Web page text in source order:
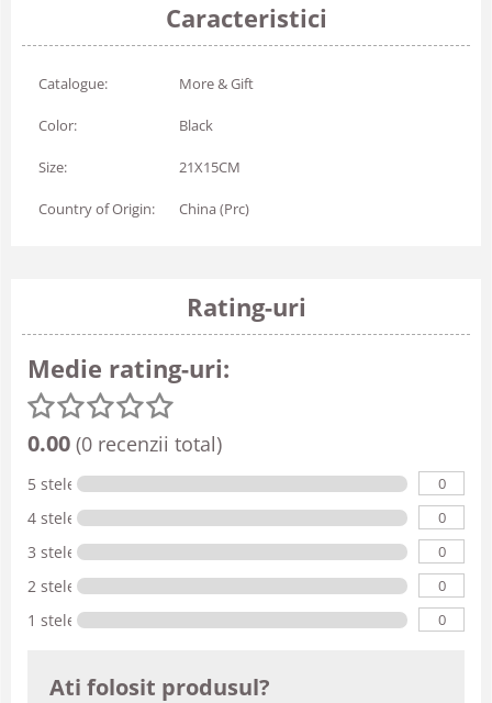
Caracteristici
Catalogue: More & Gift
Color: Black
Size: 21X15CM
Country of Origin: China (Prc)
Rating-uri
Medie rating-uri:
0.00 (0 recenzii total)
5 stele 0
4 stele 0
3 stele 0
2 stele 0
1 stele 0
Ati folosit produsul?